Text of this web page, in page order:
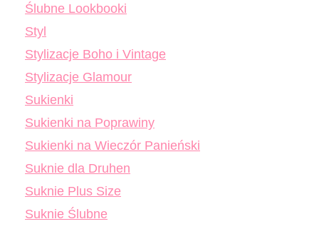
Ślubne Lookbooki
Styl
Stylizacje Boho i Vintage
Stylizacje Glamour
Sukienki
Sukienki na Poprawiny
Sukienki na Wieczór Panieński
Suknie dla Druhen
Suknie Plus Size
Suknie Ślubne